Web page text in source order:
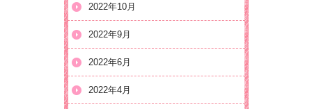
2022年10月
2022年9月
2022年6月
2022年4月